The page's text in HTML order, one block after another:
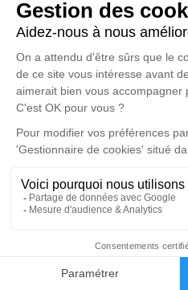
Faire-part
poèmes ou des textes. Cet
d'expression dédié à
FAVREAU.
Un service de plantation
disponible ici.
Cérémonie religieuse
Église de Maché
85190 Maché